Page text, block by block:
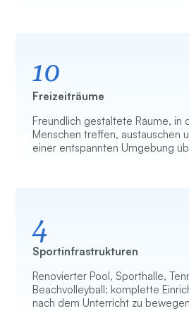
10
Freizeiträume
Freundlich gestaltete Räume, in
Menschen treffen, austauschen
einer entspannten Umgebung
4
Sportinfrastrukturen
Renovierter Pool, Sporthalle,
Beachvolleyball: komplette
nach dem Unterricht zu